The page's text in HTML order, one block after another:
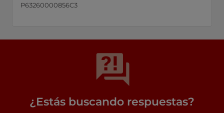
P63260000856C3
¿Estás buscando respuestas?